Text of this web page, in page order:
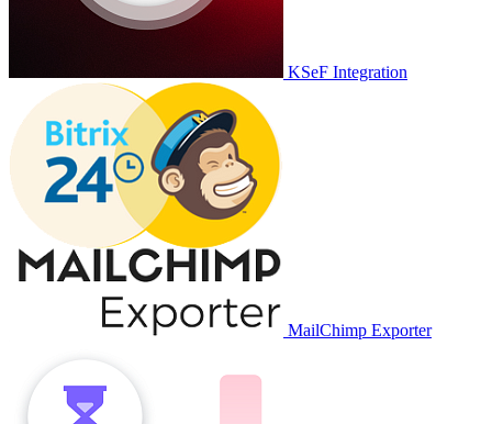
KSeF Integration
MailChimp Exporter